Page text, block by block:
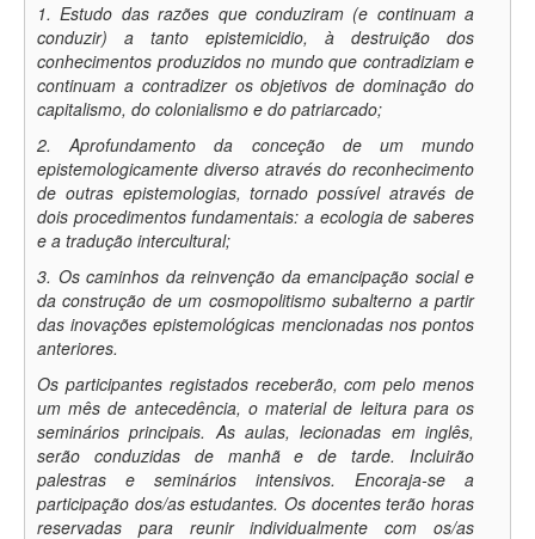
1. Estudo das razões que conduziram (e continuam a
conduzir) a tanto epistemicidio, à destruição dos
conhecimentos produzidos no mundo que contradiziam e
continuam a contradizer os objetivos de dominação do
capitalismo, do colonialismo e do patriarcado;
2. Aprofundamento da conceção de um mundo
epistemologicamente diverso através do reconhecimento
de outras epistemologias, tornado possível através de
dois procedimentos fundamentais: a ecologia de saberes
e a tradução intercultural;
3. Os caminhos da reinvenção da emancipação social e
da construção de um cosmopolitismo subalterno a partir
das inovações epistemológicas mencionadas nos pontos
anteriores.
Os participantes registados receberão, com pelo menos
um mês de antecedência, o material de leitura para os
seminários principais. As aulas, lecionadas em inglês,
serão conduzidas de manhã e de tarde. Incluirão
palestras e seminários intensivos. Encoraja-se a
participação dos/as estudantes. Os docentes terão horas
reservadas para reunir individualmente com os/as